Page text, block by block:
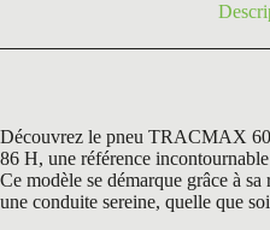
Découvrez le pneu TRACMAX
86 H, une référence
Ce modèle se démarque grâce à sa
une conduite sereine, quelle que